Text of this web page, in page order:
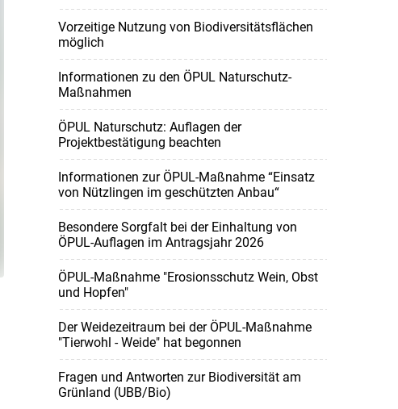
Vorzeitige Nutzung von Biodiversitätsflächen
möglich
Informationen zu den ÖPUL Naturschutz-
Maßnahmen
ÖPUL Naturschutz: Auflagen der
Projektbestätigung beachten
Informationen zur ÖPUL-Maßnahme “Einsatz
von Nützlingen im geschützten Anbau“
Besondere Sorgfalt bei der Einhaltung von
ÖPUL-Auflagen im Antragsjahr 2026
ÖPUL-Maßnahme "Erosionsschutz Wein, Obst
und Hopfen"
Der Weidezeitraum bei der ÖPUL-Maßnahme
"Tierwohl - Weide" hat begonnen
Fragen und Antworten zur Biodiversität am
Grünland (UBB/Bio)